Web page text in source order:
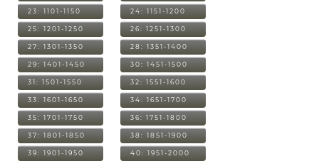
23: 1101-1150 24: 1151-1200
25: 1201-1250 26: 1251-1300
27: 1301-1350 28: 1351-1400
29: 1401-1450 30: 1451-1500
31: 1501-1550 32: 1551-1600
33: 1601-1650 34: 1651-1700
35: 1701-1750 36: 1751-1800
37: 1801-1850 38: 1851-1900
39: 1901-1950 40: 1951-2000